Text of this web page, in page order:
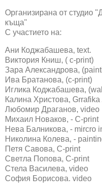
Организирана от студио
къща"
С участието на:
Ани Коджабашева, text.
Виктория Книш, ( c-print)
Зара Александрова,
Ива Братанова, (c-print)
Иглика Коджабашева,
Калина Христова, Grrafika
Любомир Драганов, video
Михаил Новаков, - C-print
Нева Балникова, - mircro
Николина Колева, -
Петя Савова, C-print
Светла Попова, C-print
Стела Василева, video
София Борисова. video